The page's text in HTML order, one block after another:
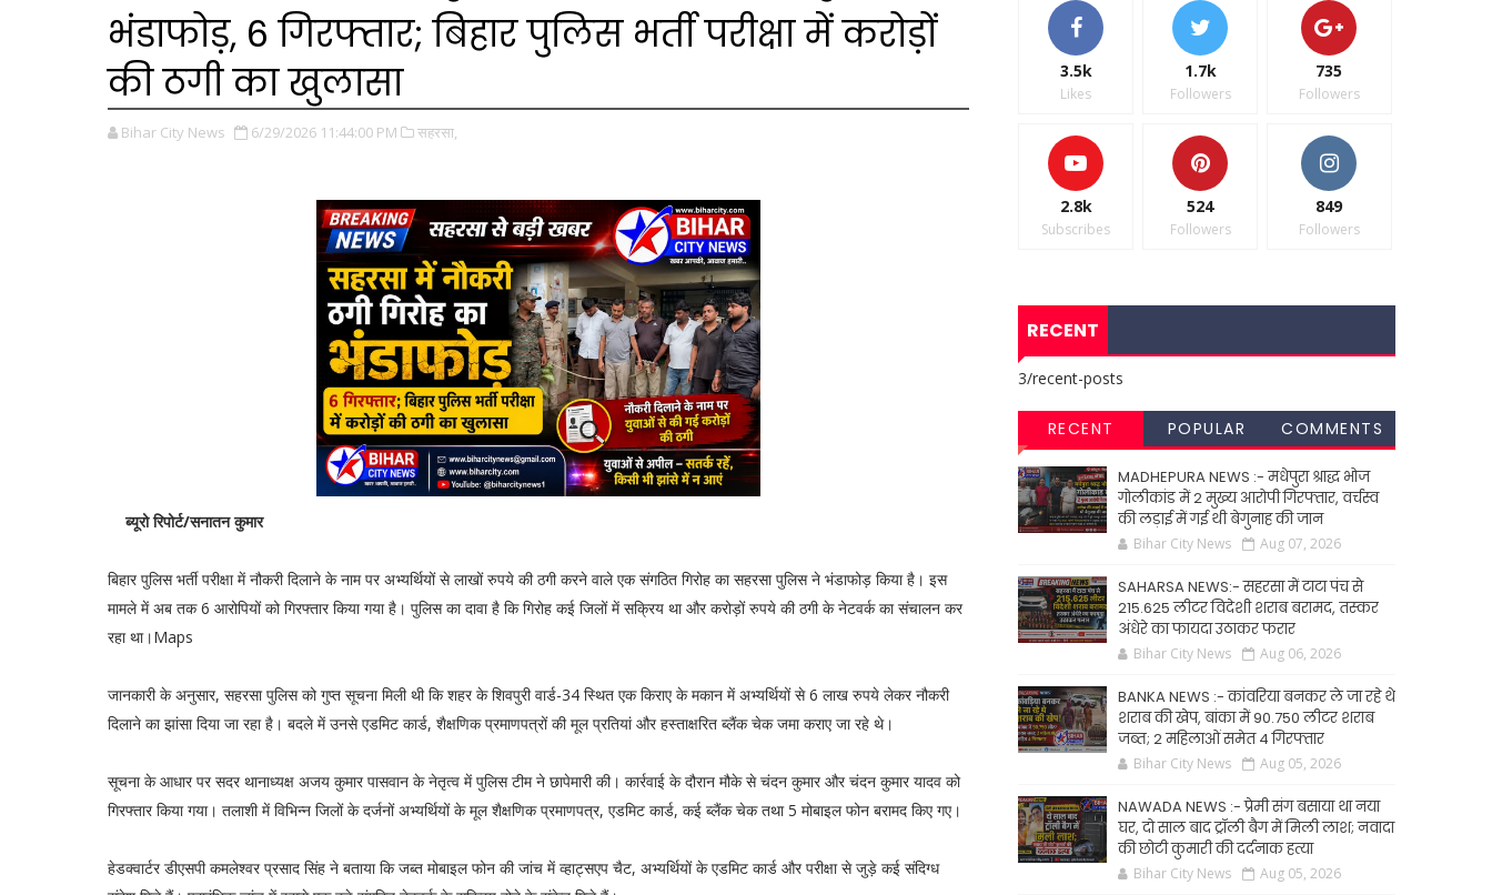
भंडाफोड़, 6 गिरफ्तार; बिहार पुलिस भर्ती परीक्षा में करोड़ों
की ठगी का खुलासा
Bihar City News 6/29/2026 11:44:00 PM सहरसा,
ब्यूरो रिपोर्ट/सनातन कुमार
बिहार पुलिस भर्ती परीक्षा में नौकरी दिलाने के नाम पर अभ्यर्थियों से लाखों रुपये की ठगी करने वाले एक संगठित गिरोह का सहरसा पुलिस ने भंडाफोड़ किया है। इस
मामले में अब तक 6 आरोपियों को गिरफ्तार किया गया है। पुलिस का दावा है कि गिरोह कई जिलों में सक्रिय था और करोड़ों रुपये की ठगी के नेटवर्क का संचालन कर
रहा था।Maps
जानकारी के अनुसार, सहरसा पुलिस को गुप्त सूचना मिली थी कि शहर के शिवपुरी वार्ड-34 स्थित एक किराए के मकान में अभ्यर्थियों से 6 लाख रुपये लेकर नौकरी
दिलाने का झांसा दिया जा रहा है। बदले में उनसे एडमिट कार्ड, शैक्षणिक प्रमाणपत्रों की मूल प्रतियां और हस्ताक्षरित ब्लैंक चेक जमा कराए जा रहे थे।
सूचना के आधार पर सदर थानाध्यक्ष अजय कुमार पासवान के नेतृत्व में पुलिस टीम ने छापेमारी की। कार्रवाई के दौरान मौके से चंदन कुमार और चंदन कुमार यादव को
गिरफ्तार किया गया। तलाशी में विभिन्न जिलों के दर्जनों अभ्यर्थियों के मूल शैक्षणिक प्रमाणपत्र, एडमिट कार्ड, कई ब्लैंक चेक तथा 5 मोबाइल फोन बरामद किए गए।
हेडक्वार्टर डीएसपी कमलेश्वर प्रसाद सिंह ने बताया कि जब्त मोबाइल फोन की जांच में व्हाट्सएप चैट, अभ्यर्थियों के एडमिट कार्ड और परीक्षा से जुड़े कई संदिग्ध
3.5k
Likes
1.7k
Followers
735
Followers
2.8k
Subscribes
524
Followers
849
Followers
RECENT
3/recent-posts
RECENT POPULAR COMMENTS
MADHEPURA NEWS :- मधेपुरा श्राद्ध भोज
गोलीकांड में 2 मुख्य आरोपी गिरफ्तार, वर्चस्व
की लड़ाई में गई थी बेगुनाह की जान
Bihar City News Aug 07, 2026
SAHARSA NEWS:- सहरसा में टाटा पंच से
215.625 लीटर विदेशी शराब बरामद, तस्कर
अंधेरे का फायदा उठाकर फरार
Bihar City News Aug 06, 2026
BANKA NEWS :- कांवरिया बनकर ले जा रहे थे
शराब की खेप, बांका में 90.750 लीटर शराब
जब्त; 2 महिलाओं समेत 4 गिरफ्तार
Bihar City News Aug 05, 2026
NAWADA NEWS :- प्रेमी संग बसाया था नया
घर, दो साल बाद ट्रॉली बैग में मिली लाश; नवादा
की छोटी कुमारी की दर्दनाक हत्या
Bihar City News Aug 05, 2026